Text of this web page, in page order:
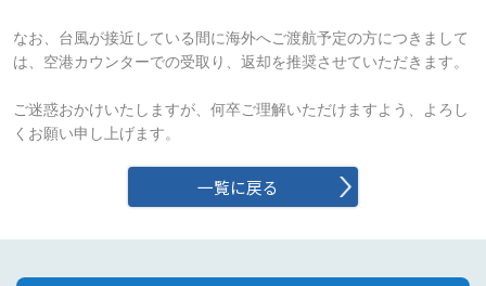
なお、台風が接近している間に海外へご渡航予定の方につきまして
は、空港カウンターでの受取り、返却を推奨させていただきます。
ご迷惑おかけいたしますが、何卒ご理解いただけますよう、よろし
くお願い申し上げます。
一覧に戻る